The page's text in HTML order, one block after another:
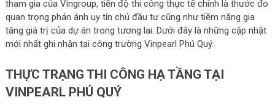
tham gia của Vingroup, tiến độ thi công thực tế chính là thước đo
quan trọng phản ánh uy tín chủ đầu tư cũng như tiềm năng gia
tăng giá trị của dự án trong tương lai. Dưới đây là những cập nhật
mới nhất ghi nhận tại công trường Vinpearl Phú Quý.
THỰC TRẠNG THI CÔNG HẠ TẦNG TẠI
VINPEARL PHÚ QUÝ